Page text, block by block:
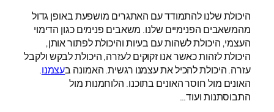
היכולת שלנו להתמודד עם האתגרים מושפעת באופן גדול
מהמשאבים הפנימיים שלנו. משאבים פנימים כגון הדימוי
העצמי, היכולת לשהות עם בעיות והיכולת לפתור אותן,
היכולת לזהות כאשר אנו זקוקים לעזרה, היכולת לבקש ולקבל
עזרה. היכולת להכיל את עצמנו רגשית. האמונה בעצמנו.
האונים מול חוסר האונים בתוכנו. הלוחמנות מול
התבוסתנות ועוד…